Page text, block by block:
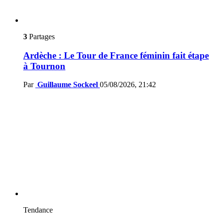
3 Partages
Ardèche : Le Tour de France féminin fait étape
à Tournon
Par Guillaume Sockeel 05/08/2026, 21:42
Tendance